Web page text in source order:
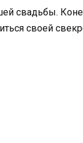
свадьбы.
своей